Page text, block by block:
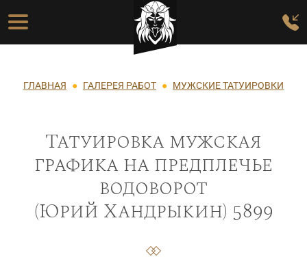
Перейти к основному содержанию
Основная навигация
Строка навигации
ГЛАВНАЯ ГАЛЕРЕЯ РАБОТ МУЖСКИЕ ТАТУИРОВКИ
Татуировка мужская
графика на предплечье
водоворот
(Юрий Хандрыкин) 5899